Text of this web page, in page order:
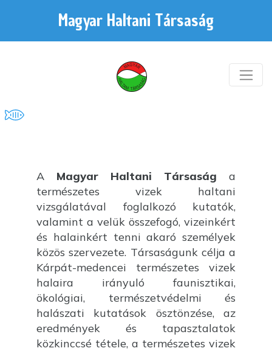
Magyar Haltani Társaság
A Magyar Haltani Társaság a
természetes vizek haltani
vizsgálatával foglalkozó kutatók,
valamint a velük összefogó, vizeinkért
és halainkért tenni akaró személyek
közös szervezete. Társaságunk célja a
Kárpát-medencei természetes vizek
halaira irányuló faunisztikai,
ökológiai, természetvédelmi és
halászati kutatások ösztönzése, az
eredmények és tapasztalatok
közkinccsé tétele, a természetes vizek